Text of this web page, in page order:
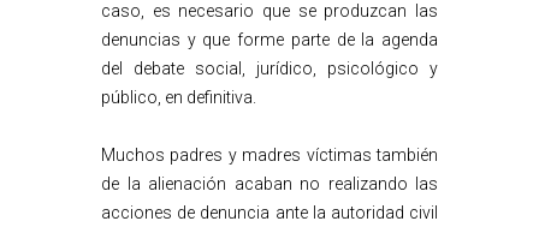
caso, es necesario que se produzcan las
denuncias y que forme parte de la agenda
del debate social, jurídico, psicológico y
público, en definitiva.
Muchos padres y madres víctimas también
de la alienación acaban no realizando las
acciones de denuncia ante la autoridad civil